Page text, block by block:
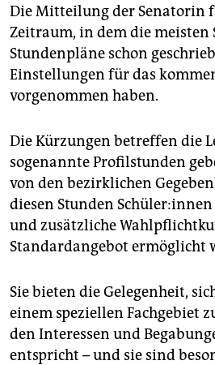
Die Mitteilung der Senatorin
Zeitraum, in dem die meisten
Stundenpläne schon
Einstellungen für das
vorgenommen haben.
Die Kürzungen betreffen die
sogenannte Profilstunden
von den bezirklichen
diesen Stunden
und zusätzliche
Standardangebot ermöglicht
Sie bieten die Gelegenheit,
einem speziellen Fachgebiet
den Interessen und
entspricht – und sie sind